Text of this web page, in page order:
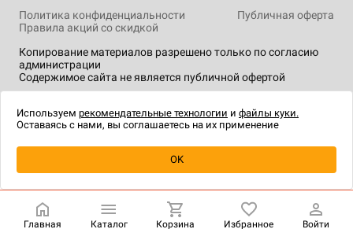
Купить
Копирование материалов разрешено только по согласию
администрации
Содержимое сайта не является публичной офертой
Политика конфиденциальности
Публичная оферта
Правила акций со скидкой
технологии.
Главная Каталог Корзина Избранное Войти
Используем рекомендательные технологии и файлы куки.
Оставаясь с нами, вы соглашаетесь на их применение
OK